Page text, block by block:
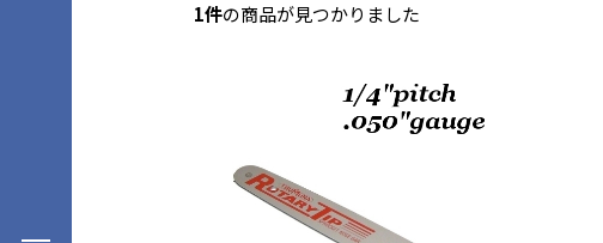
1件の商品が見つかりました